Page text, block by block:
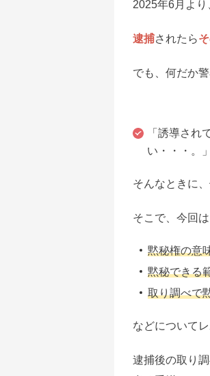
2025年6月よ
逮捕されたら
でも、何だか
「誘導され
い・・・。」
そんなときに
そこで、今回
黙秘権の意
黙秘できる
取り調べで
などについて
逮捕後の取り